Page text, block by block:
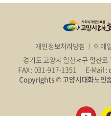
개인정보처리방침 이메
경기도 고양시 일산서구 일산로
FAX : 031-917-1351
E-Mail :
Copyrights © 고양시대화노인